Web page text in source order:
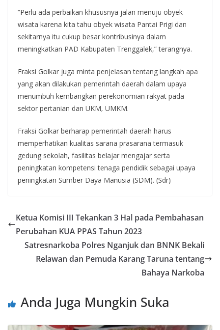
“Perlu ada perbaikan khususnya jalan menuju obyek
wisata karena kita tahu obyek wisata Pantai Prigi dan
sekitarnya itu cukup besar kontribusinya dalam
meningkatkan PAD Kabupaten Trenggalek,” terangnya.
Fraksi Golkar juga minta penjelasan tentang langkah apa
yang akan dilakukan pemerintah daerah dalam upaya
menumbuh kembangkan perekonomian rakyat pada
sektor pertanian dan UKM, UMKM.
Fraksi Golkar berharap pemerintah daerah harus
memperhatikan kualitas sarana prasarana termasuk
gedung sekolah, fasilitas belajar mengajar serta
peningkatan kompetensi tenaga pendidik sebagai upaya
peningkatan Sumber Daya Manusia (SDM). (Sdr)
Ketua Komisi III Tekankan 3 Hal pada Pembahasan
Perubahan KUA PPAS Tahun 2023
Satresnarkoba Polres Nganjuk dan BNNK Bekali
Relawan dan Pemuda Karang Taruna tentang
Bahaya Narkoba
Anda Juga Mungkin Suka